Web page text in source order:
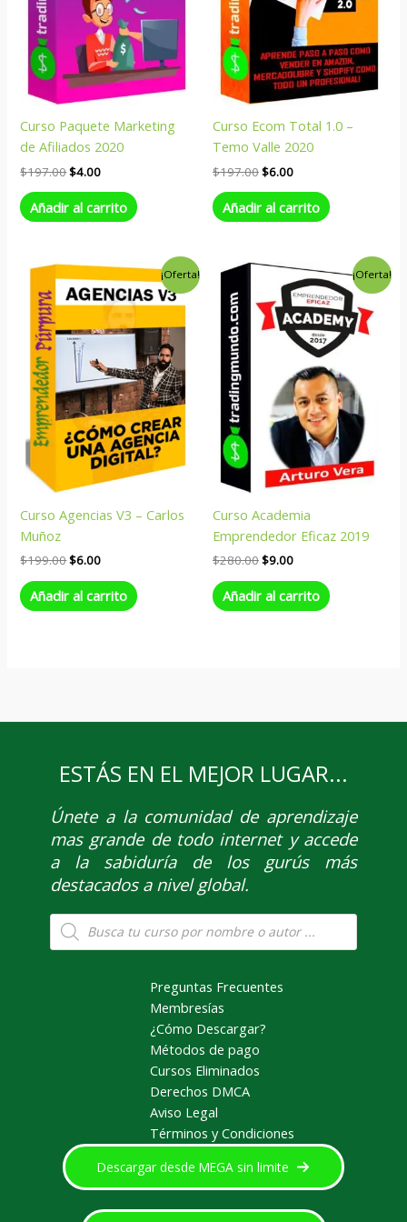
Curso Paquete Marketing
de Afiliados 2020
$197.00$4.00
Añadir al carrito
Curso Ecom Total 1.0 –
Temo Valle 2020
$197.00$6.00
Añadir al carrito
¡Oferta!
Curso Agencias V3 – Carlos
Muñoz
$199.00
El
precio
original
$199.00.
$6.00
El
precio
actual
es:
$6.00.
Añadir al carrito
¡Oferta!
Curso Academia
Emprendedor Eficaz 2019
$280.00
El
precio
original
era:
$280.00.
$9.00
El
precio
actual
es:
$9.00.
Añadir al carrito
ESTÁS EN EL MEJOR LUGAR...
Únetea la comunidad de aprendizaje
mas grande de todo internet y accede
a la sabiduría de los gurús más
destacados a nivel global.
Búsqueda
de
productos
Preguntas Frecuentes
Membresías
¿Cómo Descargar?
Métodos de pago
Cursos Eliminados
Derechos DMCA
Aviso Legal
Términos y Condiciones
Descargar desde MEGA sin limite